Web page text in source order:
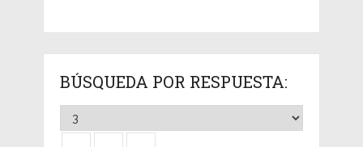
BÚSQUEDA POR RESPUESTA: